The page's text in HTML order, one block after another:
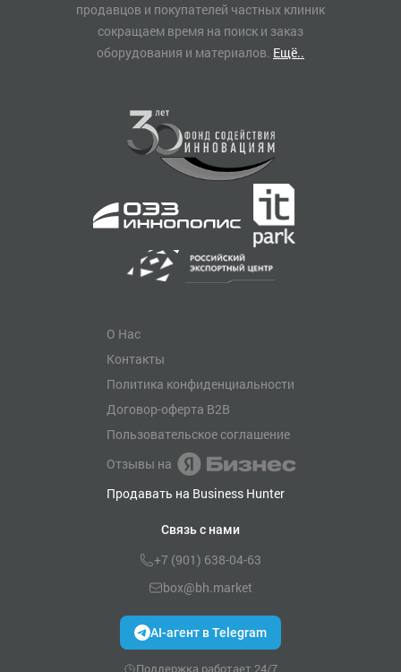
продавцов и покупателей частных клиник
сокращаем время на поиск и заказ
оборудования и материалов. Ещё..
О Нас
Контакты
Политика конфиденциальности
Договор-оферта B2B
Пользовательское соглашение
Отзывы на
Продавать на Business Hunter
Связь с нами
+7 (901) 638-04-63
box@bh.market
AI-агент в Telegram
Поддержка работает 24/7